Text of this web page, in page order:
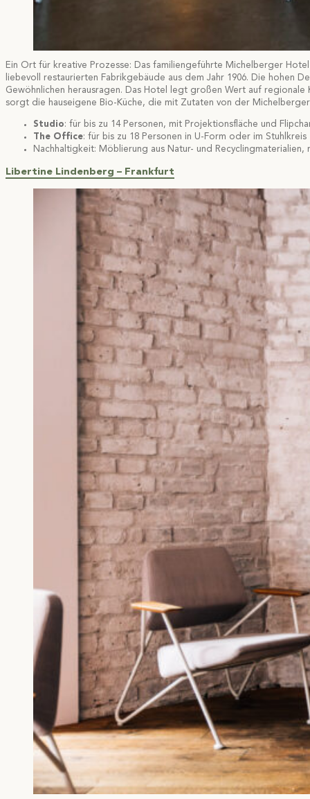
Ein Ort für kreative Prozesse: Das familiengeführte Michelberger
liebevoll restaurierten Fabrikgebäude aus dem Jahr 1906. Die hohen
Gewöhnlichen herausragen. Das Hotel legt großen Wert auf
sorgt die hauseigene Bio-Küche, die mit Zutaten von der
Studio: für bis zu 14 Personen, mit Projektionsfläche und
The Office: für bis zu 18 Personen in U-Form oder im Stuhlkreis
Nachhaltigkeit: Möblierung aus Natur- und
Libertine Lindenberg – Frankfurt